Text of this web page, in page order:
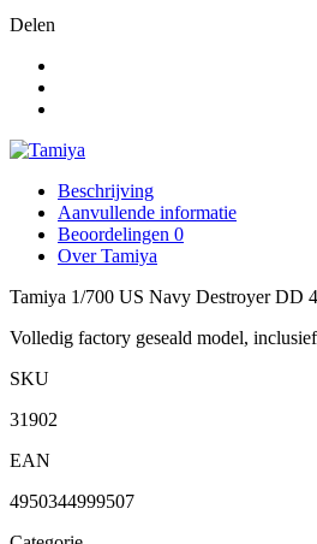
445
aantal
Delen
Beschrijving
Aanvullende informatie
Beoordelingen 0
Over Tamiya
Tamiya 1/700 US Navy Destroyer DD
Volledig factory geseald model,
SKU
31902
EAN
4950344999507